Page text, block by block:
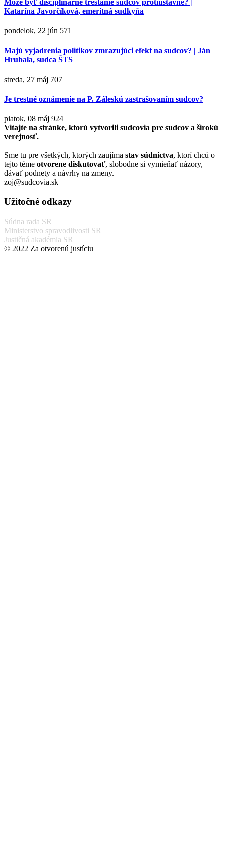
Môže byť disciplinárne trestanie sudcov protiústavné? |
Katarína Javorčíková, emeritná sudkyňa
pondelok, 22 jún 571
Majú vyjadrenia politikov zmrazujúci efekt na sudcov? | Ján
Hrubala, sudca ŠTS
streda, 27 máj 707
Je trestné oznámenie na P. Záleskú zastrašovaním sudcov?
piatok, 08 máj 924
Vitajte na stránke, ktorú vytvorili sudcovia pre sudcov a širokú
verejnosť.
Sme tu pre všetkých, ktorých zaujíma stav súdnictva, ktorí chcú o
tejto téme otvorene diskutovať, slobodne si vymieňať názory,
dávať podnety a návrhy na zmeny.
zoj@sudcovia.sk
Užitočné odkazy
Súdna rada SR
Ministerstvo spravodlivosti SR
Justičná akadémia SR
© 2022 Za otvorenú justíciu